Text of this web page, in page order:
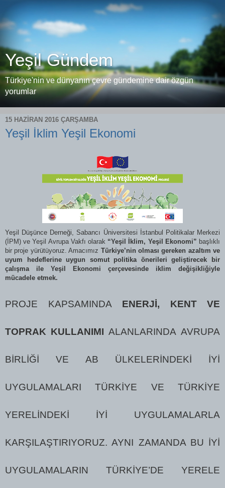
Yeşil Gündem
Türkiye'nin ve dünyanın çevre gündemine dair özgün
yorumlar
15 HAZIRAN 2016 ÇARŞAMBA
Yeşil İklim Yeşil Ekonomi
Yeşil Düşünce Derneği, Sabancı Üniversitesi İstanbul Politikalar Merkezi
(İPM) ve Yeşil Avrupa Vakfı olarak “Yeşil İklim, Yeşil Ekonomi” başlıklı
bir proje yürütüyoruz. Amacımız Türkiye’nin olması gereken azaltım ve
uyum hedeflerine uygun somut politika önerileri geliştirecek bir
çalışma ile Yeşil Ekonomi çerçevesinde iklim değişikliğiyle
mücadele etmek.
PROJE KAPSAMINDA ENERJI, KENT VE
TOPRAK KULLANIMI ALANLARINDA AVRUPA
BIRLIĞI VE AB ÜLKELERINDEKI IYI
UYGULAMALARI TÜRKIYE VE TÜRKIYE
YERELINDEKI IYI UYGULAMALARLA
KARŞILAŞTIRIYORUZ. AYNI ZAMANDA BU IYI
UYGULAMALARIN TÜRKIYE’DE YERELE